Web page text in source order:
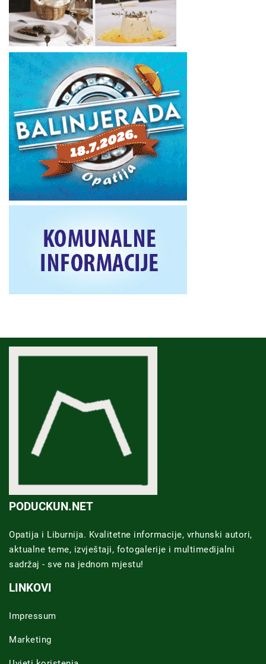
PODUCKUN.NET
Opatija i Liburnija. Kvalitetne informacije, vrhunski autori,
aktualne teme, izvještaji, fotogalerije i multimedijalni
sadržaj - sve na jednom mjestu!
LINKOVI
Impressum
Marketing